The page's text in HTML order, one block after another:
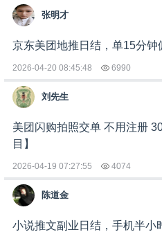
张明才
京东美团地推日结，单15分钟
2026-04-20 08:45:48 6990
刘先生
美团闪购拍照交单 不用注册
目】
2026-04-19 07:27:55 4074
陈道金
小说推文副业日结，手机半小